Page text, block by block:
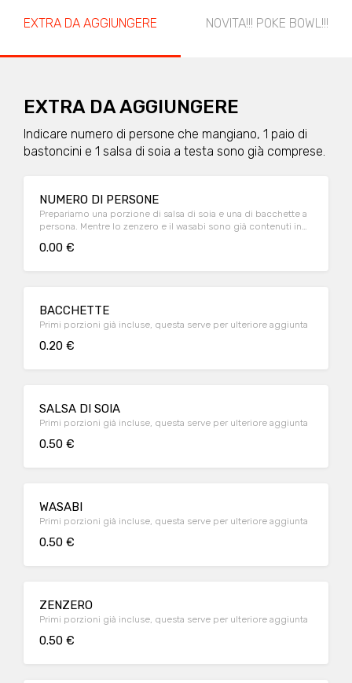
EXTRA DA AGGIUNGERE NOVITA!!! POKE BOWL!!!
EXTRA DA AGGIUNGERE
Indicare numero di persone che mangiano, 1 paio di
bastoncini e 1 salsa di soia a testa sono già comprese.
NUMERO DI PERSONE
Prepariamo una porzione di salsa di soia e una di bacchette a
persona. Mentre lo zenzero e il wasabi sono già contenuti in
0.00 €
BACCHETTE
Primi porzioni già incluse, questa serve per ulteriore aggiunta
0.20 €
SALSA DI SOIA
Primi porzioni già incluse, questa serve per ulteriore aggiunta
0.50 €
WASABI
Primi porzioni già incluse, questa serve per ulteriore aggiunta
0.50 €
ZENZERO
Primi porzioni già incluse, questa serve per ulteriore aggiunta
0.50 €